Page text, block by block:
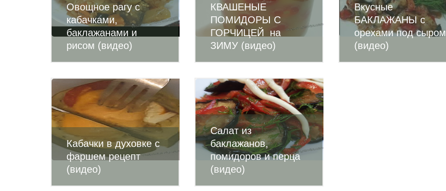
Овощное рагу с
кабачками,
баклажанами и
рисом (видео)
КВАШЕНЫЕ
ПОМИДОРЫ С
ГОРЧИЦЕЙ на
ЗИМУ (видео)
Вкусные
БАКЛАЖАНЫ с
орехами под сыром
(видео)
Кабачки в духовке с
фаршем рецепт
(видео)
Салат из
баклажанов,
помидоров и перца
(видео)